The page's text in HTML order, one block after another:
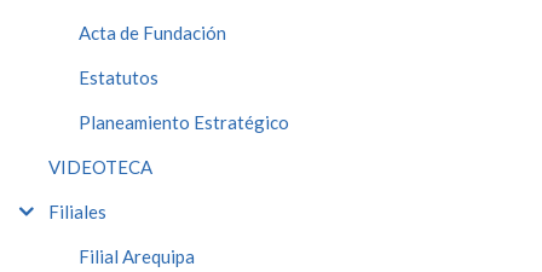
Acta de Fundación
Estatutos
Planeamiento Estratégico
VIDEOTECA
Filiales
Filial Arequipa